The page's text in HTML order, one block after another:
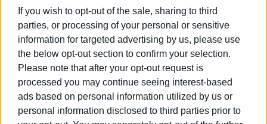
If you wish to opt-out of the sale, sharing to third
parties, or processing of your personal or sensitive
information for targeted advertising by us, please use
the below opt-out section to confirm your selection.
Please note that after your opt-out request is
processed you may continue seeing interest-based
ads based on personal information utilized by us or
personal information disclosed to third parties prior to
ο Νεράντζης, κάθε καθυστέρηση στην ενιαία
αντιμετώπιση του project αφαιρεί χιλιάδες τόνους από
τη δυνατότητα της Κέρκυρας να τα μεταφέρει.
Επισημαίνει μάλιστα ότι εδώ που έφτασαν τα
πράγματα, η μόνη διαθέσιμη λύση είναι η λειτουργία του
Τεμπλονιού και ως Σταθμού Μεταφόρτωσης (ΣΜΑ) έως
ότου κατασκευαστούν οι άλλοι, όπου. (Σ.σ. Κάπως έτσι
το μαρτυρικό Τεμπλόνι έγινε ο σκουπιδοτενεκές της
Κέρκυρας, μέχρι να φτιαχτεί το οτιδήποτε άλλο, κάπου